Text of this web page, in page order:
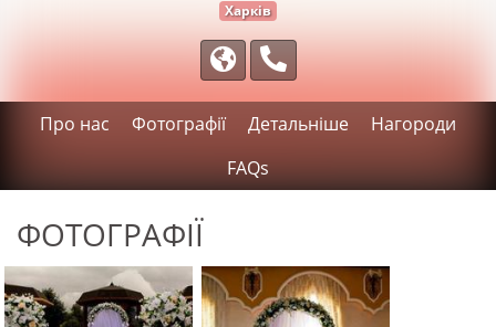
Харків
Про нас Фотографії Детальніше
Нагороди
FAQs
ФОТОГРАФІЇ